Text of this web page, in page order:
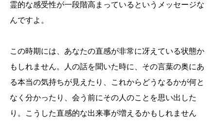
霊的な感受性が一段階高まっているというメッセージな
んですよ。
この時期には、あなたの直感が非常に冴えている状態か
もしれません。人の話を聞いた時に、その言葉の奥にあ
る本当の気持ちが見えたり、これからどうなるかが何と
なく分かったり、会う前にその人のことを思い出した
り。こうした直感的な出来事が増えるかもしれません